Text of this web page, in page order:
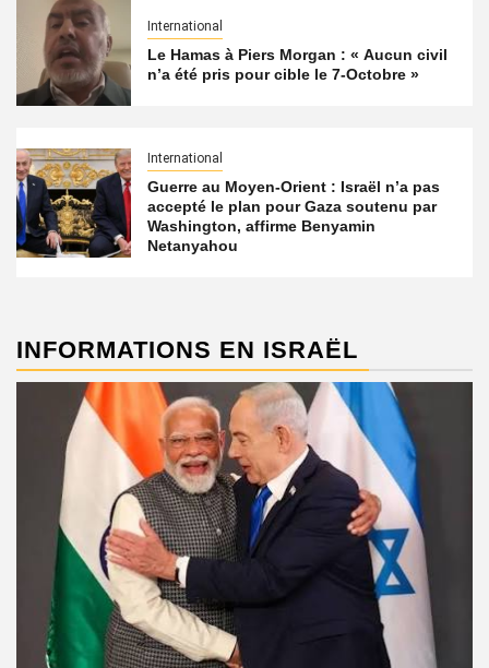
International
Le Hamas à Piers Morgan : « Aucun civil
n’a été pris pour cible le 7-Octobre »
International
Guerre au Moyen-Orient : Israël n’a pas
accepté le plan pour Gaza soutenu par
Washington, affirme Benyamin
Netanyahou
INFORMATIONS EN ISRAËL